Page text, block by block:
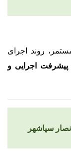
روند اجرای
اجرایی و
سپاشهر